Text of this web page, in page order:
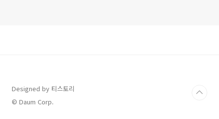
Designed by 티스토리
© Daum Corp.